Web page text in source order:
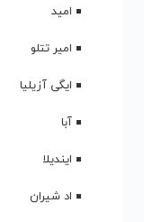
امید
امیر تتلو
ایگی آزیلیا
آبا
ایندیلا
اد شیران